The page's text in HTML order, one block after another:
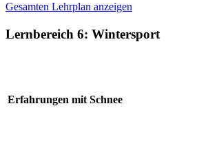
Gesamten Lehrplan anzeigen
Lernbereich 6: Wintersport
Erfahrungen mit Schnee